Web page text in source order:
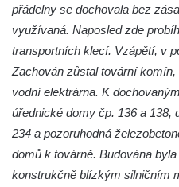
Dům čp. 104/9 na Lužickém
Rumburku
Dům čp. 102/7 na Lužickém
Rumburku
Dům čp. 99/4 na Lužickém
Rumburku (tiskárna
přádelny se dochovala bez
využívaná. Naposled zde
transportních klecí. Vzápětí, v
Zachován zůstal tovární
vodní elektrárna. K
úřednické domy čp. 136 a 138,
234 a pozoruhodná
domů k továrně. Budována
konstrukčně blízkým silničním